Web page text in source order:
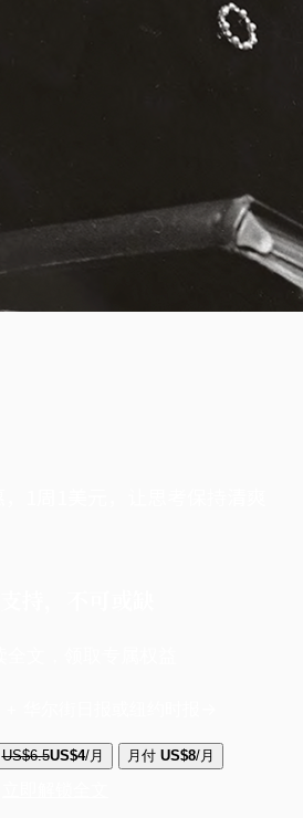
US$6.5US$4/月 月付 US$8/月